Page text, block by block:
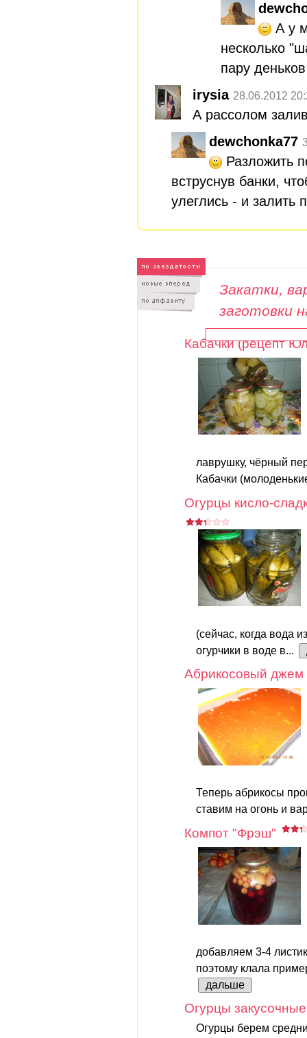
А у
несколько
пару
irysia 28.06.2012
А рассолом
dewchonka77
Разложить
вструснув банки,
улеглись - и залить
Закатки,
заготовки
Кабачки (рецепт
лаврушку, чёрный
Кабачки
Огурцы кисло-
(сейчас, когда вода
огурчики в воде в...
Абрикосовый джем
Теперь абрикосы
ставим на огонь и
Компот "Фрэш"
добавляем 3-4
поэтому клала
дальше
Огурцы закусочные
Огурцы берем